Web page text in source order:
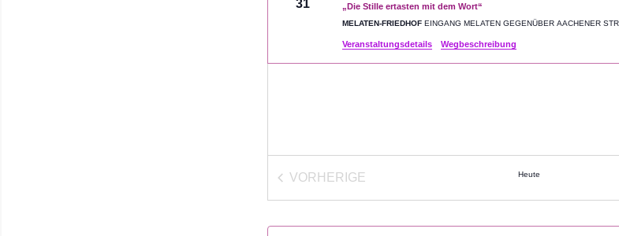
31 „Die Stille ertasten mit dem Wort“
MELATEN-FRIEDHOF
Veranstaltungsdetails Wegbeschreibung
VORHERIGE
Heute